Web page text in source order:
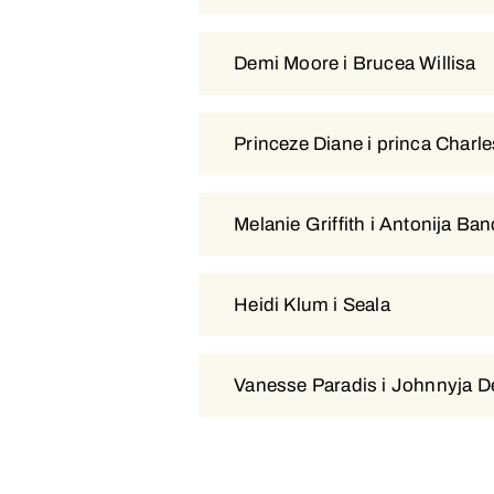
Demi Moore i Brucea Willisa
Princeze Diane i princa
Melanie Griffith i Antonija
Heidi Klum i Seala
Vanesse Paradis i Johnnyja
Demi Moore i Brucea Willisa
Princeze Diane i princa
Melanie Griffith i Antonija
Heidi Klum i Seala
Vanesse Paradis i Johnnyja